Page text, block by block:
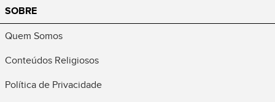
SOBRE
Quem Somos
Conteúdos Religiosos
Política de Privacidade